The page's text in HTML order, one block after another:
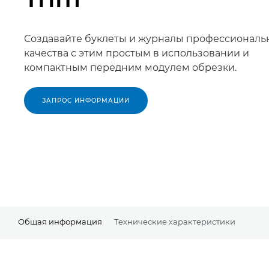
Создавайте буклеты и журналы
качества с этим простым в использовании и
компактным передним модулем обрезки.
ЗАПРОС ИНФОРМАЦИИ
Общая информация Технические характеристики